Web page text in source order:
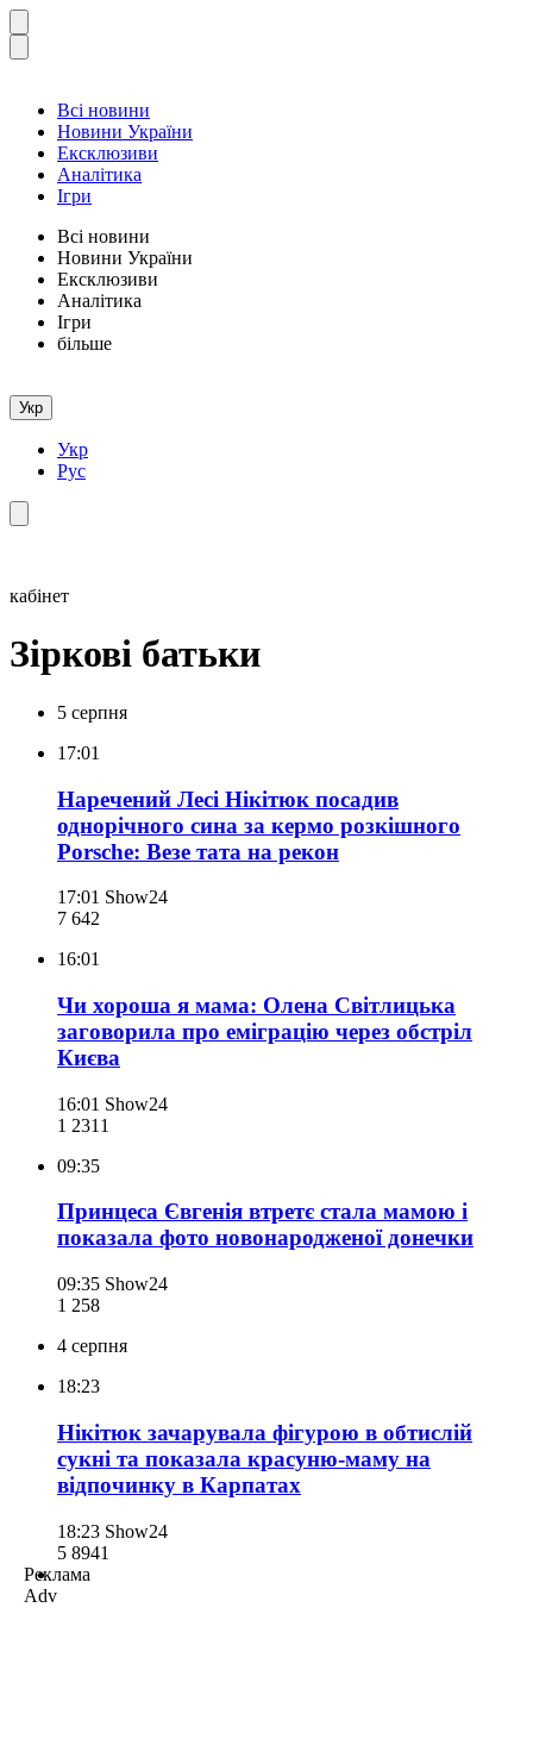
Всі новини
Новини України
Ексклюзиви
Аналітика
Ігри
Всі новини
Новини України
Ексклюзиви
Аналітика
Ігри
більше
Укр
Укр
Рус
кабінет
Зіркові батьки
5 серпня
17:01
Наречений Лесі Нікітюк посадив
однорічного сина за кермо розкішного
Porsche: Везе тата на рекон
17:01 Show24
7 642
16:01
Чи хороша я мама: Олена Світлицька
заговорила про еміграцію через обстріл
Києва
16:01 Show24
1 231 1
09:35
Принцеса Євгенія втретє стала мамою і
показала фото новонародженої донечки
09:35 Show24
1 258
4 серпня
18:23
Нікітюк зачарувала фігурою в обтислій
сукні та показала красуню-маму на
відпочинку в Карпатах
18:23 Show24
5 8941
Реклама
Adv